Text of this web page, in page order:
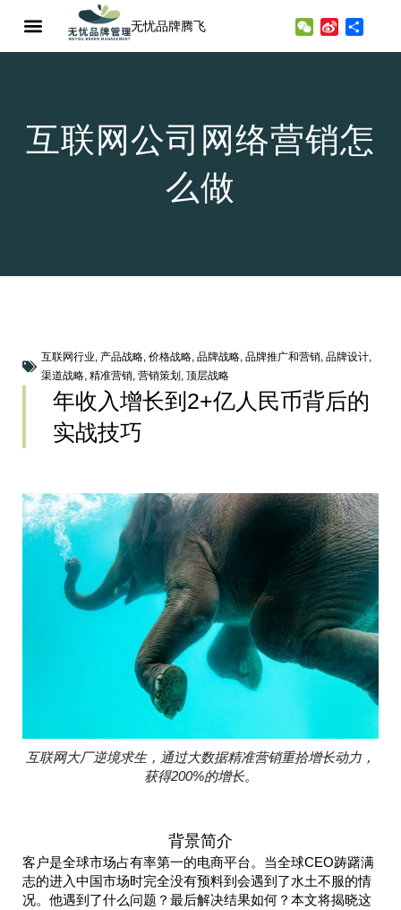
无忧品牌腾飞 WeChat
Sina
互联网公司网络营销怎
么做
互联网行业, 产品战略, 价格战略, 品牌战略, 品牌推广和营销, 品牌设计,
渠道战略, 精准营销, 营销策划 , 顶层战略
年收入增长到2+亿人民币背后的
实战技巧
互联网大厂逆境求生，通过大数据精准营销重拾增长动力，
获得200%的增长。
背景简介
客户是全球市场占有率第一的电商平台。当全球CEO踌躇满
志的进入中国市场时完全没有预料到会遇到了水土不服的情
况。他遇到了什么问题？最后解决结果如何？本文将揭晓这